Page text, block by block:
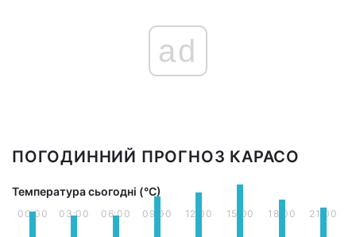
ad
ПОГОДИННИЙ ПРОГНОЗ КАРАСО
Температура сьогодні (°С)
00:00 03:00 06:00 09:00 12:00 15:00 18:00 21:00